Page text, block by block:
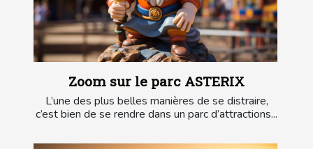
Zoom sur le parc ASTERIX
L’une des plus belles manières de se distraire,
c’est bien de se rendre dans un parc d’attractions...